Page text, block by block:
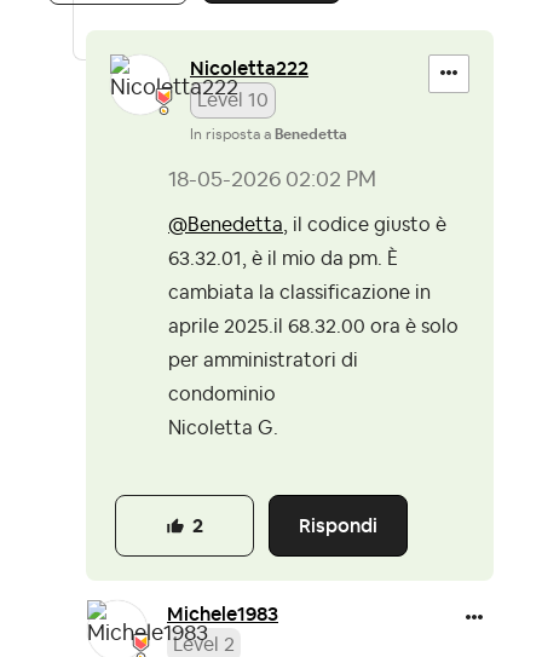
Nicoletta222
Level 10
In risposta a Benedetta
‎18-05-2026 02:02 PM
@Benedetta , il codice giusto è
63.32.01, è il mio da pm. È
cambiata la classificazione in
aprile 2025.il 68.32.00 ora è solo
per amministratori di
condominio
Nicoletta G.
Rispondi
2
Michele1983
Level 2